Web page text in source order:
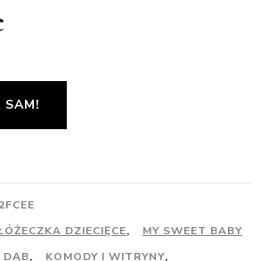
SAM!
DZIECIĘCE,
MY SWEET BABY
DĄB, KOMODY I WITRYNY,